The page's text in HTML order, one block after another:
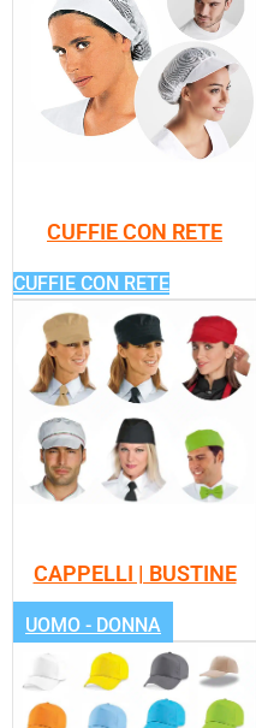
CUFFIE CON RETE
CUFFIE CON RETE
CAPPELLI | BUSTINE
UOMO - DONNA